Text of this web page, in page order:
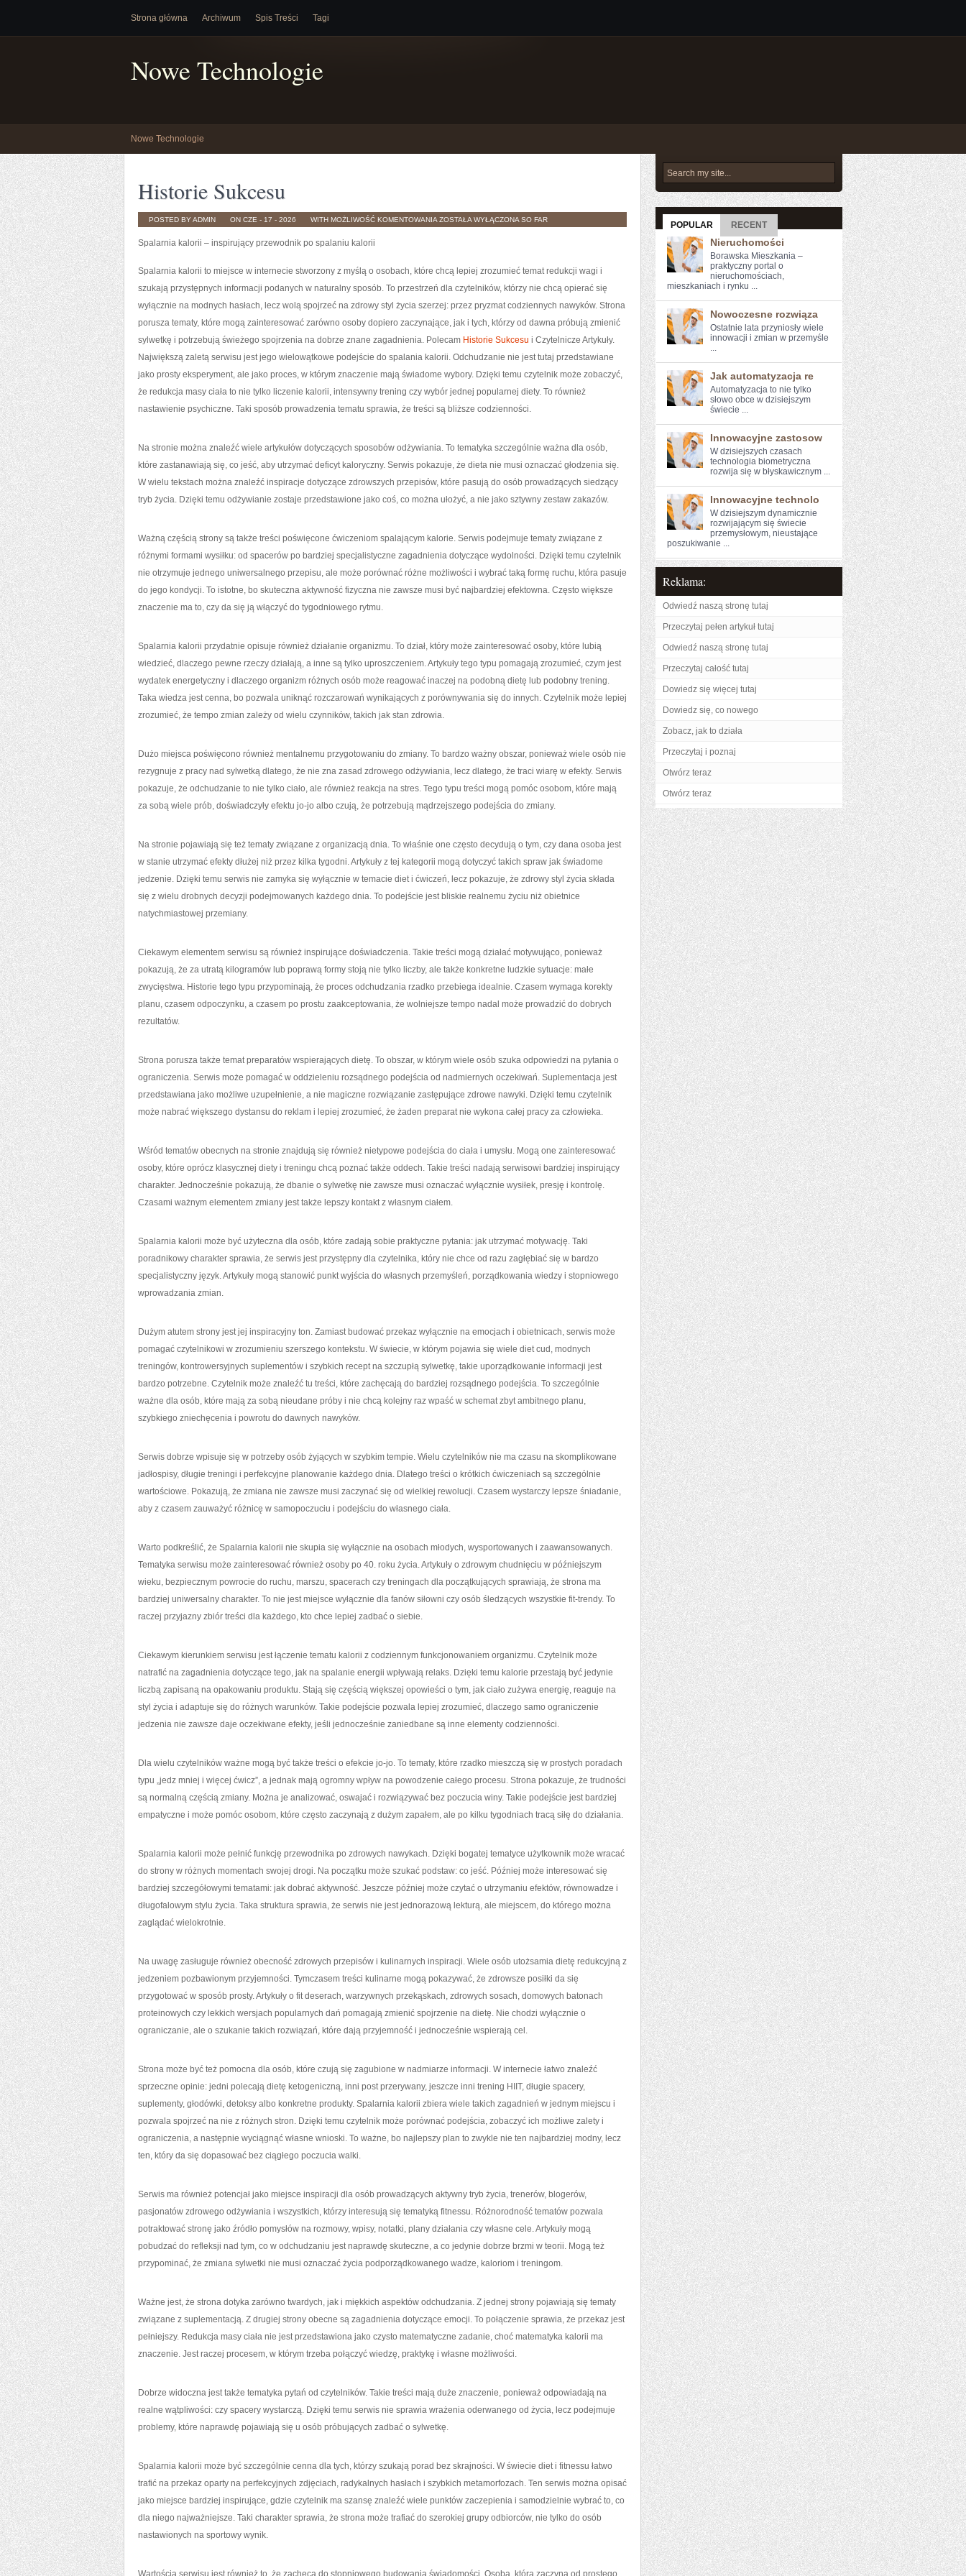
Strona główna Archiwum Spis Treści Tagi
Nowe Technologie
Nowe Technologie
Historie Sukcesu
POSTED BY ADMIN ON CZE - 17 - 2026 WITH MOŻLIWOŚĆ KOMENTOWANIA HISTORIE
SUKCESU
ZOSTAŁA WYŁĄCZONA SO FAR
Spalarnia kalorii – inspirujący przewodnik po spalaniu kalorii
Spalarnia kalorii to miejsce w internecie stworzony z myślą o osobach, które chcą lepiej zrozumieć temat redukcji wagi i
szukają przystępnych informacji podanych w naturalny sposób. To przestrzeń dla czytelników, którzy nie chcą opierać się
wyłącznie na modnych hasłach, lecz wolą spojrzeć na zdrowy styl życia szerzej: przez pryzmat codziennych nawyków. Strona
porusza tematy, które mogą zainteresować zarówno osoby dopiero zaczynające, jak i tych, którzy od dawna próbują zmienić
sylwetkę i potrzebują świeżego spojrzenia na dobrze znane zagadnienia. Polecam Historie Sukcesu i Czytelnicze Artykuły.
Największą zaletą serwisu jest jego wielowątkowe podejście do spalania kalorii. Odchudzanie nie jest tutaj przedstawiane
jako prosty eksperyment, ale jako proces, w którym znaczenie mają świadome wybory. Dzięki temu czytelnik może zobaczyć,
że redukcja masy ciała to nie tylko liczenie kalorii, intensywny trening czy wybór jednej popularnej diety. To również
nastawienie psychiczne. Taki sposób prowadzenia tematu sprawia, że treści są bliższe codzienności.
Na stronie można znaleźć wiele artykułów dotyczących sposobów odżywiania. To tematyka szczególnie ważna dla osób,
które zastanawiają się, co jeść, aby utrzymać deficyt kaloryczny. Serwis pokazuje, że dieta nie musi oznaczać głodzenia się.
W wielu tekstach można znaleźć inspiracje dotyczące zdrowszych przepisów, które pasują do osób prowadzących siedzący
tryb życia. Dzięki temu odżywianie zostaje przedstawione jako coś, co można ułożyć, a nie jako sztywny zestaw zakazów.
Ważną częścią strony są także treści poświęcone ćwiczeniom spalającym kalorie. Serwis podejmuje tematy związane z
różnymi formami wysiłku: od spacerów po bardziej specjalistyczne zagadnienia dotyczące wydolności. Dzięki temu czytelnik
nie otrzymuje jednego uniwersalnego przepisu, ale może porównać różne możliwości i wybrać taką formę ruchu, która pasuje
do jego kondycji. To istotne, bo skuteczna aktywność fizyczna nie zawsze musi być najbardziej efektowna. Często większe
znaczenie ma to, czy da się ją włączyć do tygodniowego rytmu.
Spalarnia kalorii przydatnie opisuje również działanie organizmu. To dział, który może zainteresować osoby, które lubią
wiedzieć, dlaczego pewne rzeczy działają, a inne są tylko uproszczeniem. Artykuły tego typu pomagają zrozumieć, czym jest
wydatek energetyczny i dlaczego organizm różnych osób może reagować inaczej na podobną dietę lub podobny trening.
Taka wiedza jest cenna, bo pozwala uniknąć rozczarowań wynikających z porównywania się do innych. Czytelnik może lepiej
zrozumieć, że tempo zmian zależy od wielu czynników, takich jak stan zdrowia.
Dużo miejsca poświęcono również mentalnemu przygotowaniu do zmiany. To bardzo ważny obszar, ponieważ wiele osób nie
rezygnuje z pracy nad sylwetką dlatego, że nie zna zasad zdrowego odżywiania, lecz dlatego, że traci wiarę w efekty. Serwis
pokazuje, że odchudzanie to nie tylko ciało, ale również reakcja na stres. Tego typu treści mogą pomóc osobom, które mają
za sobą wiele prób, doświadczyły efektu jo-jo albo czują, że potrzebują mądrzejszego podejścia do zmiany.
Na stronie pojawiają się też tematy związane z organizacją dnia. To właśnie one często decydują o tym, czy dana osoba jest
w stanie utrzymać efekty dłużej niż przez kilka tygodni. Artykuły z tej kategorii mogą dotyczyć takich spraw jak świadome
jedzenie. Dzięki temu serwis nie zamyka się wyłącznie w temacie diet i ćwiczeń, lecz pokazuje, że zdrowy styl życia składa
się z wielu drobnych decyzji podejmowanych każdego dnia. To podejście jest bliskie realnemu życiu niż obietnice
natychmiastowej przemiany.
Ciekawym elementem serwisu są również inspirujące doświadczenia. Takie treści mogą działać motywująco, ponieważ
pokazują, że za utratą kilogramów lub poprawą formy stoją nie tylko liczby, ale także konkretne ludzkie sytuacje: małe
zwycięstwa. Historie tego typu przypominają, że proces odchudzania rzadko przebiega idealnie. Czasem wymaga korekty
planu, czasem odpoczynku, a czasem po prostu zaakceptowania, że wolniejsze tempo nadal może prowadzić do dobrych
rezultatów.
Strona porusza także temat preparatów wspierających dietę. To obszar, w którym wiele osób szuka odpowiedzi na pytania o
ograniczenia. Serwis może pomagać w oddzieleniu rozsądnego podejścia od nadmiernych oczekiwań. Suplementacja jest
przedstawiana jako możliwe uzupełnienie, a nie magiczne rozwiązanie zastępujące zdrowe nawyki. Dzięki temu czytelnik
może nabrać większego dystansu do reklam i lepiej zrozumieć, że żaden preparat nie wykona całej pracy za człowieka.
Wśród tematów obecnych na stronie znajdują się również nietypowe podejścia do ciała i umysłu. Mogą one zainteresować
osoby, które oprócz klasycznej diety i treningu chcą poznać także oddech. Takie treści nadają serwisowi bardziej inspirujący
charakter. Jednocześnie pokazują, że dbanie o sylwetkę nie zawsze musi oznaczać wyłącznie wysiłek, presję i kontrolę.
Czasami ważnym elementem zmiany jest także lepszy kontakt z własnym ciałem.
Spalarnia kalorii może być użyteczna dla osób, które zadają sobie praktyczne pytania: jak utrzymać motywację. Taki
poradnikowy charakter sprawia, że serwis jest przystępny dla czytelnika, który nie chce od razu zagłębiać się w bardzo
specjalistyczny język. Artykuły mogą stanowić punkt wyjścia do własnych przemyśleń, porządkowania wiedzy i stopniowego
wprowadzania zmian.
Dużym atutem strony jest jej inspiracyjny ton. Zamiast budować przekaz wyłącznie na emocjach i obietnicach, serwis może
pomagać czytelnikowi w zrozumieniu szerszego kontekstu. W świecie, w którym pojawia się wiele diet cud, modnych
treningów, kontrowersyjnych suplementów i szybkich recept na szczupłą sylwetkę, takie uporządkowanie informacji jest
bardzo potrzebne. Czytelnik może znaleźć tu treści, które zachęcają do bardziej rozsądnego podejścia. To szczególnie
ważne dla osób, które mają za sobą nieudane próby i nie chcą kolejny raz wpaść w schemat zbyt ambitnego planu,
szybkiego zniechęcenia i powrotu do dawnych nawyków.
Serwis dobrze wpisuje się w potrzeby osób żyjących w szybkim tempie. Wielu czytelników nie ma czasu na skomplikowane
jadłospisy, długie treningi i perfekcyjne planowanie każdego dnia. Dlatego treści o krótkich ćwiczeniach są szczególnie
wartościowe. Pokazują, że zmiana nie zawsze musi zaczynać się od wielkiej rewolucji. Czasem wystarczy lepsze śniadanie,
aby z czasem zauważyć różnicę w samopoczuciu i podejściu do własnego ciała.
Warto podkreślić, że Spalarnia kalorii nie skupia się wyłącznie na osobach młodych, wysportowanych i zaawansowanych.
Tematyka serwisu może zainteresować również osoby po 40. roku życia. Artykuły o zdrowym chudnięciu w późniejszym
wieku, bezpiecznym powrocie do ruchu, marszu, spacerach czy treningach dla początkujących sprawiają, że strona ma
bardziej uniwersalny charakter. To nie jest miejsce wyłącznie dla fanów siłowni czy osób śledzących wszystkie fit-trendy. To
raczej przyjazny zbiór treści dla każdego, kto chce lepiej zadbać o siebie.
Ciekawym kierunkiem serwisu jest łączenie tematu kalorii z codziennym funkcjonowaniem organizmu. Czytelnik może
natrafić na zagadnienia dotyczące tego, jak na spalanie energii wpływają relaks. Dzięki temu kalorie przestają być jedynie
liczbą zapisaną na opakowaniu produktu. Stają się częścią większej opowieści o tym, jak ciało zużywa energię, reaguje na
styl życia i adaptuje się do różnych warunków. Takie podejście pozwala lepiej zrozumieć, dlaczego samo ograniczenie
jedzenia nie zawsze daje oczekiwane efekty, jeśli jednocześnie zaniedbane są inne elementy codzienności.
Dla wielu czytelników ważne mogą być także treści o efekcie jo-jo. To tematy, które rzadko mieszczą się w prostych poradach
typu „jedz mniej i więcej ćwicz”, a jednak mają ogromny wpływ na powodzenie całego procesu. Strona pokazuje, że trudności
są normalną częścią zmiany. Można je analizować, oswajać i rozwiązywać bez poczucia winy. Takie podejście jest bardziej
empatyczne i może pomóc osobom, które często zaczynają z dużym zapałem, ale po kilku tygodniach tracą siłę do działania.
Spalarnia kalorii może pełnić funkcję przewodnika po zdrowych nawykach. Dzięki bogatej tematyce użytkownik może wracać
do strony w różnych momentach swojej drogi. Na początku może szukać podstaw: co jeść. Później może interesować się
bardziej szczegółowymi tematami: jak dobrać aktywność. Jeszcze później może czytać o utrzymaniu efektów, równowadze i
długofalowym stylu życia. Taka struktura sprawia, że serwis nie jest jednorazową lekturą, ale miejscem, do którego można
zaglądać wielokrotnie.
Na uwagę zasługuje również obecność zdrowych przepisów i kulinarnych inspiracji. Wiele osób utożsamia dietę redukcyjną z
jedzeniem pozbawionym przyjemności. Tymczasem treści kulinarne mogą pokazywać, że zdrowsze posiłki da się
przygotować w sposób prosty. Artykuły o fit deserach, warzywnych przekąskach, zdrowych sosach, domowych batonach
proteinowych czy lekkich wersjach popularnych dań pomagają zmienić spojrzenie na dietę. Nie chodzi wyłącznie o
ograniczanie, ale o szukanie takich rozwiązań, które dają przyjemność i jednocześnie wspierają cel.
Strona może być też pomocna dla osób, które czują się zagubione w nadmiarze informacji. W internecie łatwo znaleźć
sprzeczne opinie: jedni polecają dietę ketogeniczną, inni post przerywany, jeszcze inni trening HIIT, długie spacery,
suplementy, głodówki, detoksy albo konkretne produkty. Spalarnia kalorii zbiera wiele takich zagadnień w jednym miejscu i
pozwala spojrzeć na nie z różnych stron. Dzięki temu czytelnik może porównać podejścia, zobaczyć ich możliwe zalety i
ograniczenia, a następnie wyciągnąć własne wnioski. To ważne, bo najlepszy plan to zwykle nie ten najbardziej modny, lecz
ten, który da się dopasować bez ciągłego poczucia walki.
Serwis ma również potencjał jako miejsce inspiracji dla osób prowadzących aktywny tryb życia, trenerów, blogerów,
pasjonatów zdrowego odżywiania i wszystkich, którzy interesują się tematyką fitnessu. Różnorodność tematów pozwala
potraktować stronę jako źródło pomysłów na rozmowy, wpisy, notatki, plany działania czy własne cele. Artykuły mogą
pobudzać do refleksji nad tym, co w odchudzaniu jest naprawdę skuteczne, a co jedynie dobrze brzmi w teorii. Mogą też
przypominać, że zmiana sylwetki nie musi oznaczać życia podporządkowanego wadze, kaloriom i treningom.
Ważne jest, że strona dotyka zarówno twardych, jak i miękkich aspektów odchudzania. Z jednej strony pojawiają się tematy
związane z suplementacją. Z drugiej strony obecne są zagadnienia dotyczące emocji. To połączenie sprawia, że przekaz jest
pełniejszy. Redukcja masy ciała nie jest przedstawiona jako czysto matematyczne zadanie, choć matematyka kalorii ma
znaczenie. Jest raczej procesem, w którym trzeba połączyć wiedzę, praktykę i własne możliwości.
Dobrze widoczna jest także tematyka pytań od czytelników. Takie treści mają duże znaczenie, ponieważ odpowiadają na
realne wątpliwości: czy spacery wystarczą. Dzięki temu serwis nie sprawia wrażenia oderwanego od życia, lecz podejmuje
problemy, które naprawdę pojawiają się u osób próbujących zadbać o sylwetkę.
Spalarnia kalorii może być szczególnie cenna dla tych, którzy szukają porad bez skrajności. W świecie diet i fitnessu łatwo
trafić na przekaz oparty na perfekcyjnych zdjęciach, radykalnych hasłach i szybkich metamorfozach. Ten serwis można opisać
jako miejsce bardziej inspirujące, gdzie czytelnik ma szansę znaleźć wiele punktów zaczepienia i samodzielnie wybrać to, co
dla niego najważniejsze. Taki charakter sprawia, że strona może trafiać do szerokiej grupy odbiorców, nie tylko do osób
nastawionych na sportowy wynik.
Wartością serwisu jest również to, że zachęca do stopniowego budowania świadomości. Osoba, która zaczyna od prostego
POPULAR RECENT
Nieruchomości
Borawska Mieszkania –
praktyczny portal o
nieruchomościach,
mieszkaniach i rynku ...
Nowoczesne rozwiąza
Ostatnie ‍lata przyniosły ⁣wiele⁣
innowacji i zmian w przemyśle
...
Jak automatyzacja re
Automatyzacja ​to ‌nie tylko
słowo obce w⁢ dzisiejszym
świecie ...
Innowacyjne zastosow
W dzisiejszych czasach
technologia‍ biometryczna
rozwija się w błyskawicznym⁤ ...
Innowacyjne technolo
W dzisiejszym dynamicznie
rozwijającym się ⁢świecie
przemysłowym,‌ nieustające
poszukiwanie ...
Reklama:
Odwiedź naszą stronę tutaj
Przeczytaj pełen artykuł tutaj
Odwiedź naszą stronę tutaj
Przeczytaj całość tutaj
Dowiedz się więcej tutaj
Dowiedz się, co nowego
Zobacz, jak to działa
Przeczytaj i poznaj
Otwórz teraz
Otwórz teraz